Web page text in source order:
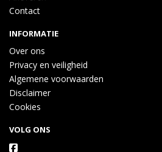
Contact
INFORMATIE
Over ons
Privacy en veiligheid
Algemene voorwaarden
Disclaimer
Cookies
VOLG ONS